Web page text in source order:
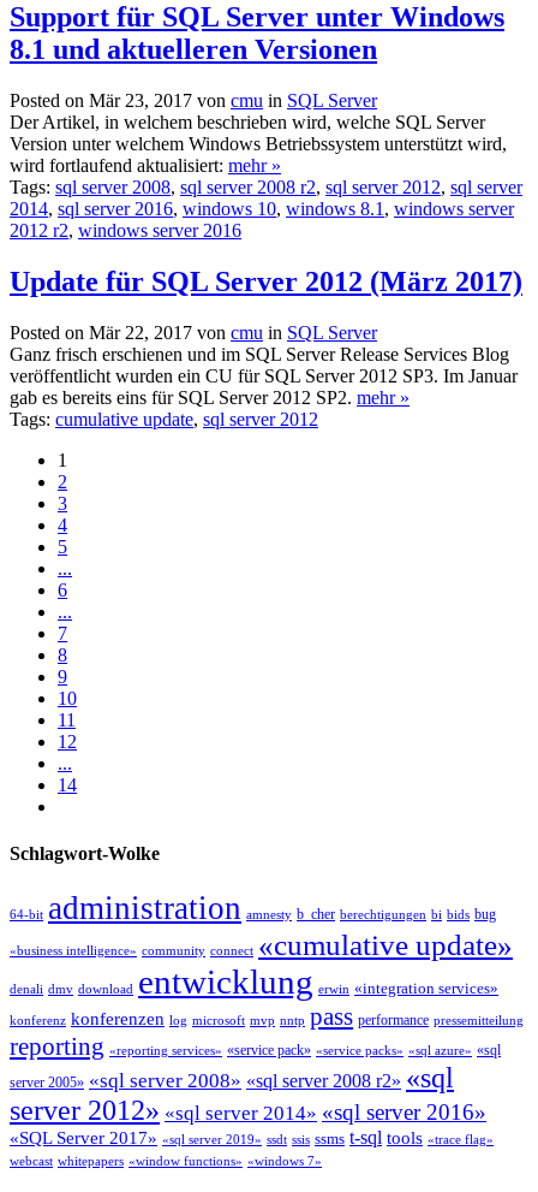
Support für SQL Server unter Windows
8.1 und aktuelleren Versionen
Posted on Mär 23, 2017 von cmu in SQL Server
Der Artikel, in welchem beschrieben wird, welche SQL Server
Version unter welchem Windows Betriebssystem unterstützt wird,
wird fortlaufend aktualisiert: mehr »
Tags: sql server 2008, sql server 2008 r2, sql server 2012, sql server
2014, sql server 2016, windows 10, windows 8.1 , windows server
2012 r2, windows server 2016
Update für SQL Server 2012 (März 2017)
Posted on Mär 22, 2017 von cmu in SQL Server
Ganz frisch erschienen und im SQL Server Release Services Blog
veröffentlicht wurden ein CU für SQL Server 2012 SP3. Im Januar
gab es bereits eins für SQL Server 2012 SP2. mehr »
Tags: cumulative update, sql server 2012
1
2
3
4
5
...
6
...
7
8
9
10
11
12
...
14
Schlagwort-Wolke
64-bit administration amnesty b_cher berechtigungen bi bids bug
«business intelligence» community connect «cumulative update»
denali dmv download entwicklung erwin «integration services»
konferenz konferenzen log microsoft mvp nntp pass performance pressemitteilung
reporting «reporting services» «service pack» «service packs» «sql azure» «sql
server 2005» «sql server 2008» «sql server 2008 r2» «sql
server 2012» «sql server 2014» «sql server 2016»
«SQL Server 2017» «sql server 2019» ssdt ssis ssms t-sql tools «trace flag»
webcast whitepapers «window functions» «windows 7»